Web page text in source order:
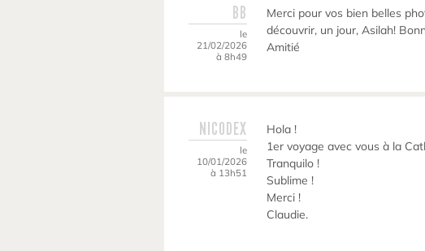
BB
le
21/02/2026
à 8h49
Merci pour vos bien belles
découvrir, un jour, Asilah!
Amitié
NICODEX
le
10/01/2026
à 13h51
Hola !
1er voyage avec vous à la
Tranquilo !
Sublime !
Merci !
Claudie.